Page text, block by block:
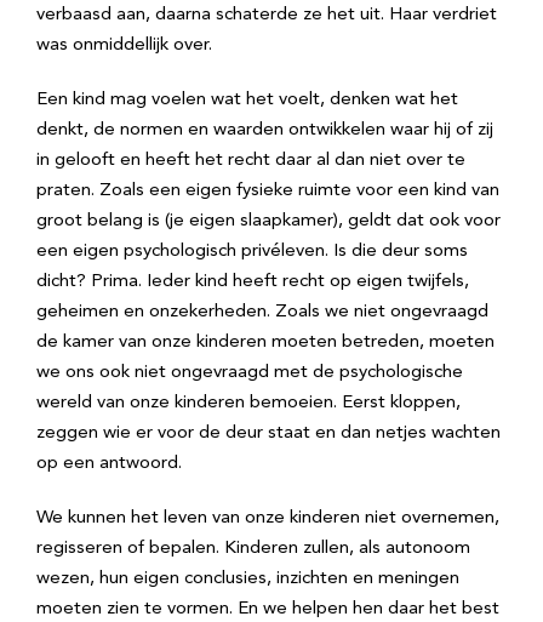
verbaasd aan, daarna schaterde ze het uit. Haar verdriet
was onmiddellijk over.
Een kind mag voelen wat het voelt, denken wat het
denkt, de normen en waarden ontwikkelen waar hij of zij
in gelooft en heeft het recht daar al dan niet over te
praten. Zoals een eigen fysieke ruimte voor een kind van
groot belang is (je eigen slaapkamer), geldt dat ook voor
een eigen psychologisch privéleven. Is die deur soms
dicht? Prima. Ieder kind heeft recht op eigen twijfels,
geheimen en onzekerheden. Zoals we niet ongevraagd
de kamer van onze kinderen moeten betreden, moeten
we ons ook niet ongevraagd met de psychologische
wereld van onze kinderen bemoeien. Eerst kloppen,
zeggen wie er voor de deur staat en dan netjes wachten
op een antwoord.
We kunnen het leven van onze kinderen niet overnemen,
regisseren of bepalen. Kinderen zullen, als autonoom
wezen, hun eigen conclusies, inzichten en meningen
moeten zien te vormen. En we helpen hen daar het best